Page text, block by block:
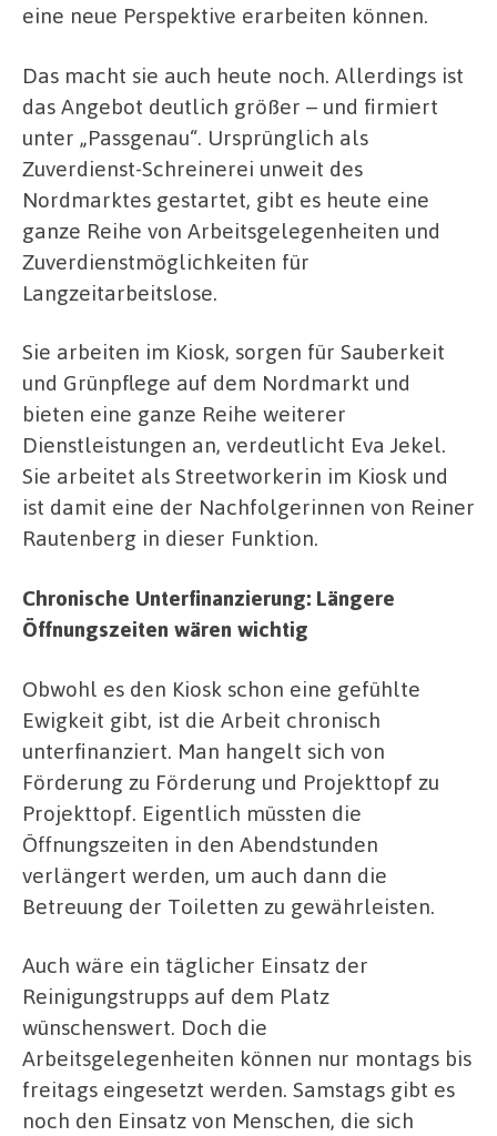
eine neue Perspektive erarbeiten können.
Das macht sie auch heute noch. Allerdings ist
das Angebot deutlich größer – und firmiert
unter „Passgenau“. Ursprünglich als
Zuverdienst-Schreinerei unweit des
Nordmarktes gestartet, gibt es heute eine
ganze Reihe von Arbeitsgelegenheiten und
Zuverdienstmöglichkeiten für
Langzeitarbeitslose.
Sie arbeiten im Kiosk, sorgen für Sauberkeit
und Grünpflege auf dem Nordmarkt und
bieten eine ganze Reihe weiterer
Dienstleistungen an, verdeutlicht Eva Jekel.
Sie arbeitet als Streetworkerin im Kiosk und
ist damit eine der Nachfolgerinnen von Reiner
Rautenberg in dieser Funktion.
Chronische Unterfinanzierung: Längere
Öffnungszeiten wären wichtig
Obwohl es den Kiosk schon eine gefühlte
Ewigkeit gibt, ist die Arbeit chronisch
unterfinanziert. Man hangelt sich von
Förderung zu Förderung und Projekttopf zu
Projekttopf. Eigentlich müssten die
Öffnungszeiten in den Abendstunden
verlängert werden, um auch dann die
Betreuung der Toiletten zu gewährleisten.
Auch wäre ein täglicher Einsatz der
Reinigungstrupps auf dem Platz
wünschenswert. Doch die
Arbeitsgelegenheiten können nur montags bis
freitags eingesetzt werden. Samstags gibt es
noch den Einsatz von Menschen, die sich